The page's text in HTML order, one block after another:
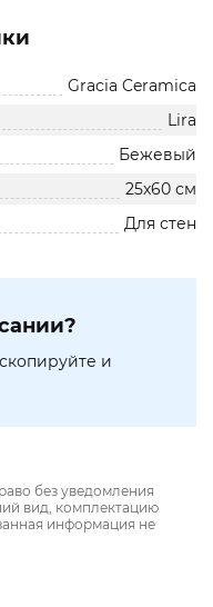
Gracia Ceramica
Lira
Бежевый
25х60 см
Для стен
и
без уведомления
вид, комплектацию
информация не